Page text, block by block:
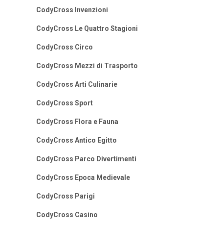
CodyCross Invenzioni
CodyCross Le Quattro Stagioni
CodyCross Circo
CodyCross Mezzi di Trasporto
CodyCross Arti Culinarie
CodyCross Sport
CodyCross Flora e Fauna
CodyCross Antico Egitto
CodyCross Parco Divertimenti
CodyCross Epoca Medievale
CodyCross Parigi
CodyCross Casino